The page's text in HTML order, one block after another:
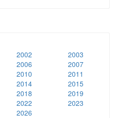
2002
2003
2006
2007
2010
2011
2014
2015
2018
2019
2022
2023
2026